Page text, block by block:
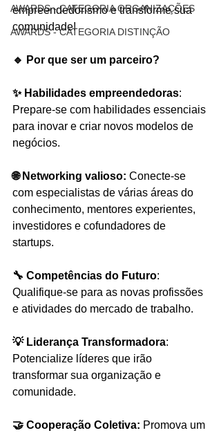
AWARDS - CATEGORIA ORGANIZAÇÕES
AWARDS - CATEGORIA DISTINÇÃO
empreendedorismo e transforme sua
comunidade!
🔹 Por que ser um parceiro?
✨ Habilidades empreendedoras:
Prepare-se com habilidades essenciais
para inovar e criar novos modelos de
negócios.
🌐 Networking valioso: Conecte-se
com especialistas de várias áreas do
conhecimento, mentores experientes,
investidores e cofundadores de
startups.
🔧 Competências do Futuro:
Qualifique-se para as novas profissões
e atividades do mercado de trabalho.
💡 Liderança Transformadora:
Potencialize líderes que irão
transformar sua organização e
comunidade.
🤝 Cooperação Coletiva: Promova um